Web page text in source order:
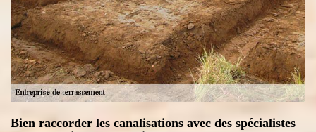
Bien raccorder les canalisations avec des spécialistes